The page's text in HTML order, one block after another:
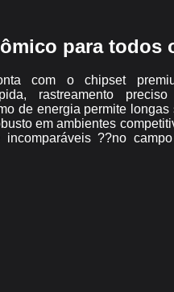
para todos
com o chipset
rastreamento
de energia permite longas
em ambientes
incomparáveis ??no